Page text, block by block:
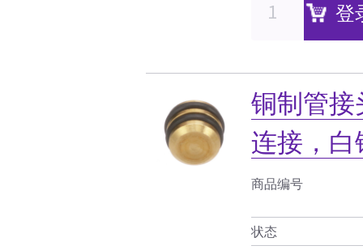
登
铜制管
连接，白
商品编号
状态